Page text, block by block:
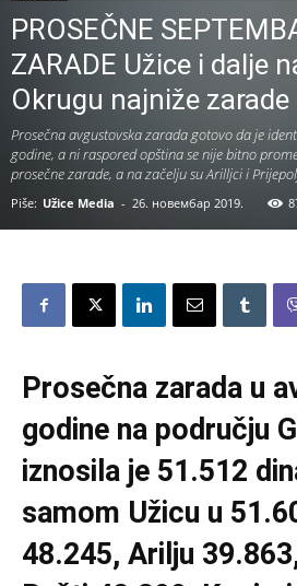
PROSEČNE
ZARADE Užice i dalje
Okrugu najniže
Prosečna avgustovska zarada gotovo da je
godine, a ni raspored opština se nije bitno
prosečne zarade, a na začelju su Arilljci i
Piše: Užice Media - 26. новембар 2019.
Prosečna zarada u
godine na području
iznosila je 51.512
samom Užicu u
48.245, Arilju